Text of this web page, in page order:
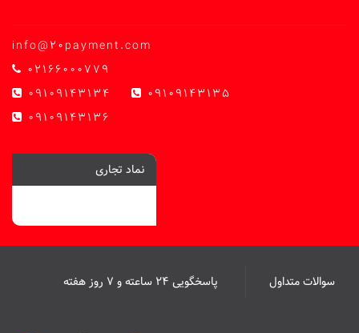
info@20payment.com
02166000779
09109143134
09109143135
09109143136
نماد تجاری
سوالات متداول پاسخگویی ۲۴ ساعته و ۷ روز هفته